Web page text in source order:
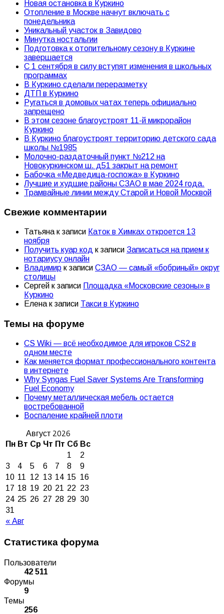
Новая остановка в Куркино
Отопление в Москве начнут включать с
понедельника
Уникальный участок в Завидово
Минутка ностальгии
Подготовка к отопительному сезону в Куркине
завершается
С 1 сентября в силу вступят изменения в школьных
программах
В Куркино сделали переразметку
ДТП в Куркино
Ругаться в домовых чатах теперь официально
запрещено
В этом сезоне благоустроят 11-й микрорайон
Куркино
В Куркино благоустроят территорию детского сада
школы №1985
Молочно-раздаточный пункт №212 на
Новокуркинском ш. д51 закрыт на ремонт
Бабочка «Медведица-госпожа» в Куркино
Лучшие и худшие районы СЗАО в мае 2024 года.
Трамвайные линии между Старой и Новой Москвой
Свежие комментарии
Татьяна к записи Каток в Химках откроется 13
ноября
Получить куар код к записи Записаться на прием к
нотариусу онлайн
Владимир к записи СЗАО — самый «бобриный» округ
столицы
Сергей к записи Площадка «Московские сезоны» в
Куркино
Елена к записи Такси в Куркино
Темы на форуме
CS Wiki — всё необходимое для игроков CS2 в
одном месте
Как меняется формат профессионального контента
в интернете
Why Syngas Fuel Saver Systems Are Transforming
Fuel Economy
Почему металлическая мебель остается
востребованной
Воспаление крайней плоти
Август 2026
Пн Вт Ср Чт Пт Сб Вс
« Авг
1
2
3
4 5 6 7 8
9
10 11 12 13 14 15 16
17 18 19 20 21 22 23
24 25 26 27 28 29 30
31
Статистика форума
Пользователи
42 511
Форумы
9
Темы
256